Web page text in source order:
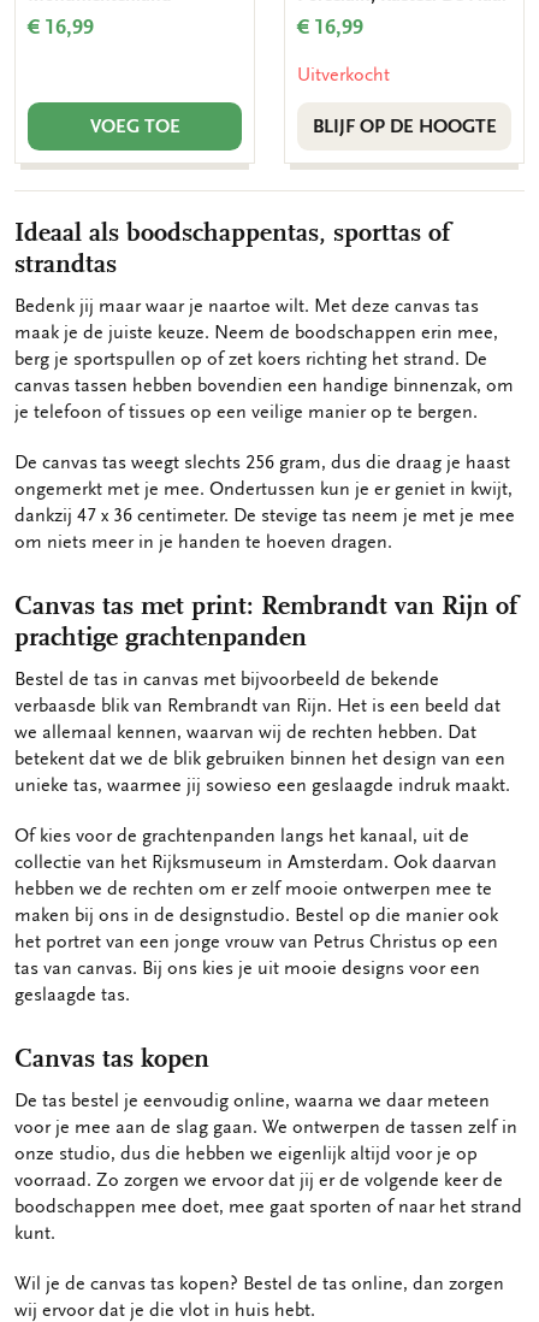
€ 16,99
VOEG TOE
€ 16,99
Uitverkocht
BLIJF OP DE HOOGTE
Ideaal als boodschappentas, sporttas of
strandtas
Bedenk jij maar waar je naartoe wilt. Met deze canvas tas
maak je de juiste keuze. Neem de boodschappen erin mee,
berg je sportspullen op of zet koers richting het strand. De
canvas tassen hebben bovendien een handige binnenzak, om
je telefoon of tissues op een veilige manier op te bergen.
De canvas tas weegt slechts 256 gram, dus die draag je haast
ongemerkt met je mee. Ondertussen kun je er geniet in kwijt,
dankzij 47 x 36 centimeter. De stevige tas neem je met je mee
om niets meer in je handen te hoeven dragen.
Canvas tas met print: Rembrandt van Rijn of
prachtige grachtenpanden
Bestel de tas in canvas met bijvoorbeeld de bekende
verbaasde blik van Rembrandt van Rijn. Het is een beeld dat
we allemaal kennen, waarvan wij de rechten hebben. Dat
betekent dat we de blik gebruiken binnen het design van een
unieke tas, waarmee jij sowieso een geslaagde indruk maakt.
Of kies voor de grachtenpanden langs het kanaal, uit de
collectie van het Rijksmuseum in Amsterdam. Ook daarvan
hebben we de rechten om er zelf mooie ontwerpen mee te
maken bij ons in de designstudio. Bestel op die manier ook
het portret van een jonge vrouw van Petrus Christus op een
tas van canvas. Bij ons kies je uit mooie designs voor een
geslaagde tas.
Canvas tas kopen
De tas bestel je eenvoudig online, waarna we daar meteen
voor je mee aan de slag gaan. We ontwerpen de tassen zelf in
onze studio, dus die hebben we eigenlijk altijd voor je op
voorraad. Zo zorgen we ervoor dat jij er de volgende keer de
boodschappen mee doet, mee gaat sporten of naar het strand
kunt.
Wil je de canvas tas kopen? Bestel de tas online, dan zorgen
wij ervoor dat je die vlot in huis hebt.